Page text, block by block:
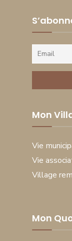
Mon
Vie
Vie
Village
Mon